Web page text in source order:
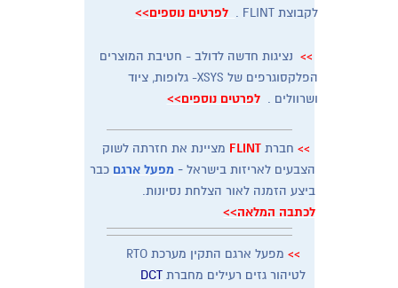
>>
מפעל ארגם התקין מערכת RTO
לטיהור גזים רעילים מחברת DCT
>>חברת FLINT מציינת את חזרתה לשוק
הצבעים לאריזות בישראל- מפעל ארגם כבר
ביצע הזמנה לאור הצלחת נסיונות.
לכתבה המלאה>>
>> נציגות חדשה לדולב - חטיבת המוצרים
הפלקסוגרפים של XSYS- גלופות, ציוד
ושרוולים .לפרטים נוספים>>
לקבוצת FLINT .
לפרטים נוספים>>